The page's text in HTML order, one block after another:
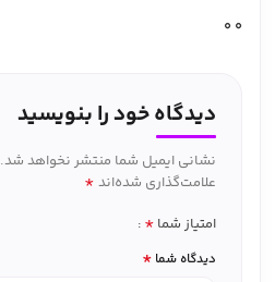
0
0
دیدگاه خود را بنویسید
نشانی ایمیل شما منتشر نخواهد شد.
علامت‌گذاری شده‌اند *
امتیاز شما *
دیدگاه شما *